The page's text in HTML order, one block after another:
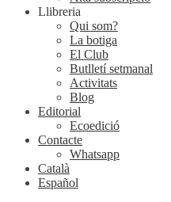
Llibreria
Qui som?
La botiga
El Club
Butlletí setmanal
Activitats
Blog
Editorial
Ecoedició
Contacte
Whatsapp
Català
Español